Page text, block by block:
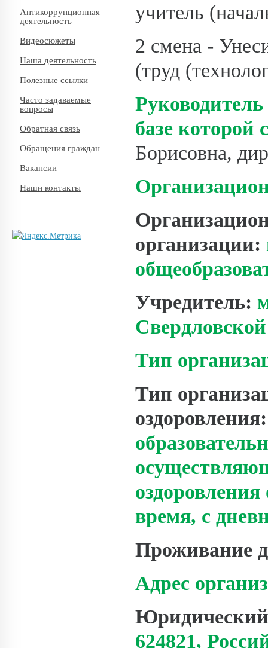
Антикоррупционная
деятельность
Видеосюжеты
Наша деятельность
Полезные ссылки
Часто задаваемые
вопросы
Обратная связь
Обращения граждан
Вакансии
Наши контакты
учитель
2 смена -
(труд
базе которой
Борисовна,
организации:
Учредитель:
Тип
Тип
время, с
Проживание
Адрес
Юридический
624821,